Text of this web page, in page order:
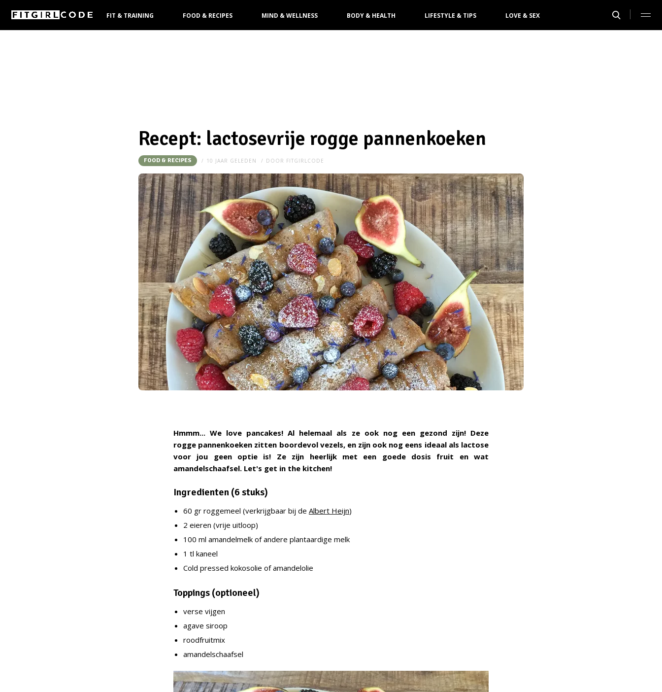
FIT & TRAINING FOOD & RECIPES MIND & WELLNESS BODY & HEALTH LIFESTYLE & TIPS LOVE & SEX
Recept: lactosevrije rogge pannenkoeken
FOOD & RECIPES 10 JAAR GELEDEN DOOR FITGIRLCODE
Hmmm... We love pancakes! Al helemaal als ze ook nog een gezond zijn! Deze
rogge pannenkoeken zitten boordevol vezels, en zijn ook nog eens ideaal als lactose
voor jou geen optie is! Ze zijn heerlijk met een goede dosis fruit en wat
amandelschaafsel. Let's get in the kitchen!
Ingredienten (6 stuks)
60 gr roggemeel (verkrijgbaar bij de Albert Heijn)
2 eieren (vrije uitloop)
100 ml amandelmelk of andere plantaardige melk
1 tl kaneel
Cold pressed kokosolie of amandelolie
Toppings (optioneel)
verse vijgen
agave siroop
roodfruitmix
amandelschaafsel